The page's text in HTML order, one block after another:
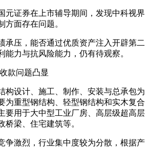
证券在上市辅导期间，发现中科视界
方面存在问题。
压，能否通过优质资产注入开辟第二
能力与抗风险能力，仍有待观察。
款问题凸显
设计、施工、制作、安装与总承包为
为重型钢结构、轻型钢结构和实木复合
要用于大中型工业厂房、高层级超高层
桥梁、住宅建筑等。
激烈，行业集中度较为分散，根据产